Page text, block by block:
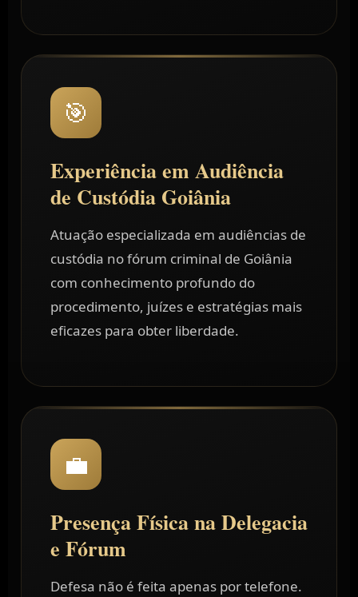
🎯
Experiência em Audiência
de Custódia Goiânia
Atuação especializada em audiências de
custódia no fórum criminal de Goiânia
com conhecimento profundo do
procedimento, juízes e estratégias mais
eficazes para obter liberdade.
💼
Presença Física na Delegacia
e Fórum
Defesa não é feita apenas por telefone.